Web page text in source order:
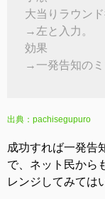
大当りラウン
→左と入力。
効果
→一発告知の
出典：pachisegupuro
成功すれば一発告
で、ネット民から
レンジしてみては